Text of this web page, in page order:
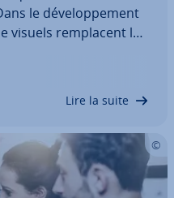
le dé­ve­lop­pe­ment
visuels rem­pla­cent les
tout aux novices
Lire la suite